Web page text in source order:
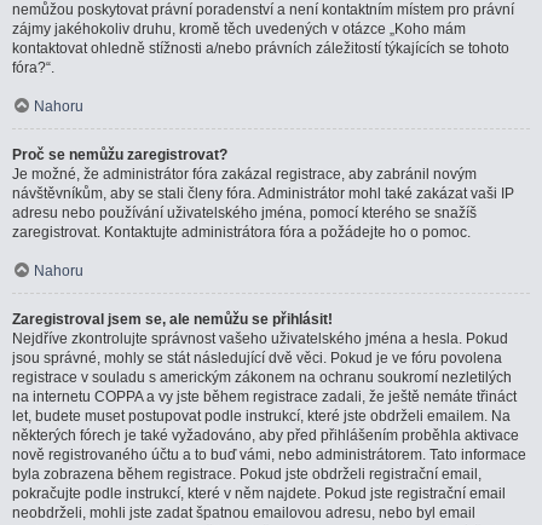
nemůžou poskytovat právní poradenství a není kontaktním místem pro právní
zájmy jakéhokoliv druhu, kromě těch uvedených v otázce „Koho mám
kontaktovat ohledně stížnosti a/nebo právních záležitostí týkajících se tohoto
fóra?“.
Nahoru
Proč se nemůžu zaregistrovat?
Je možné, že administrátor fóra zakázal registrace, aby zabránil novým
návštěvníkům, aby se stali členy fóra. Administrátor mohl také zakázat vaši IP
adresu nebo používání uživatelského jména, pomocí kterého se snažíš
zaregistrovat. Kontaktujte administrátora fóra a požádejte ho o pomoc.
Nahoru
Zaregistroval jsem se, ale nemůžu se přihlásit!
Nejdříve zkontrolujte správnost vašeho uživatelského jména a hesla. Pokud
jsou správné, mohly se stát následující dvě věci. Pokud je ve fóru povolena
registrace v souladu s americkým zákonem na ochranu soukromí nezletilých
na internetu COPPA a vy jste během registrace zadali, že ještě nemáte třináct
let, budete muset postupovat podle instrukcí, které jste obdrželi emailem. Na
některých fórech je také vyžadováno, aby před přihlášením proběhla aktivace
nově registrovaného účtu a to buď vámi, nebo administrátorem. Tato informace
byla zobrazena během registrace. Pokud jste obdrželi registrační email,
pokračujte podle instrukcí, které v něm najdete. Pokud jste registrační email
neobdrželi, mohli jste zadat špatnou emailovou adresu, nebo byl email